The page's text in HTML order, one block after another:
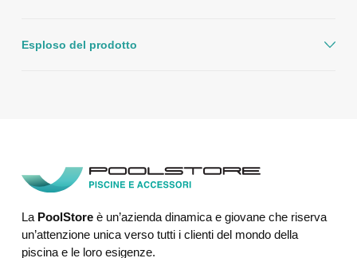
Esploso del prodotto
La PoolStoreè un’azienda dinamica e giovane che riserva
un’attenzione unica verso tutti i clienti del mondo della
piscina e le loro esigenze.